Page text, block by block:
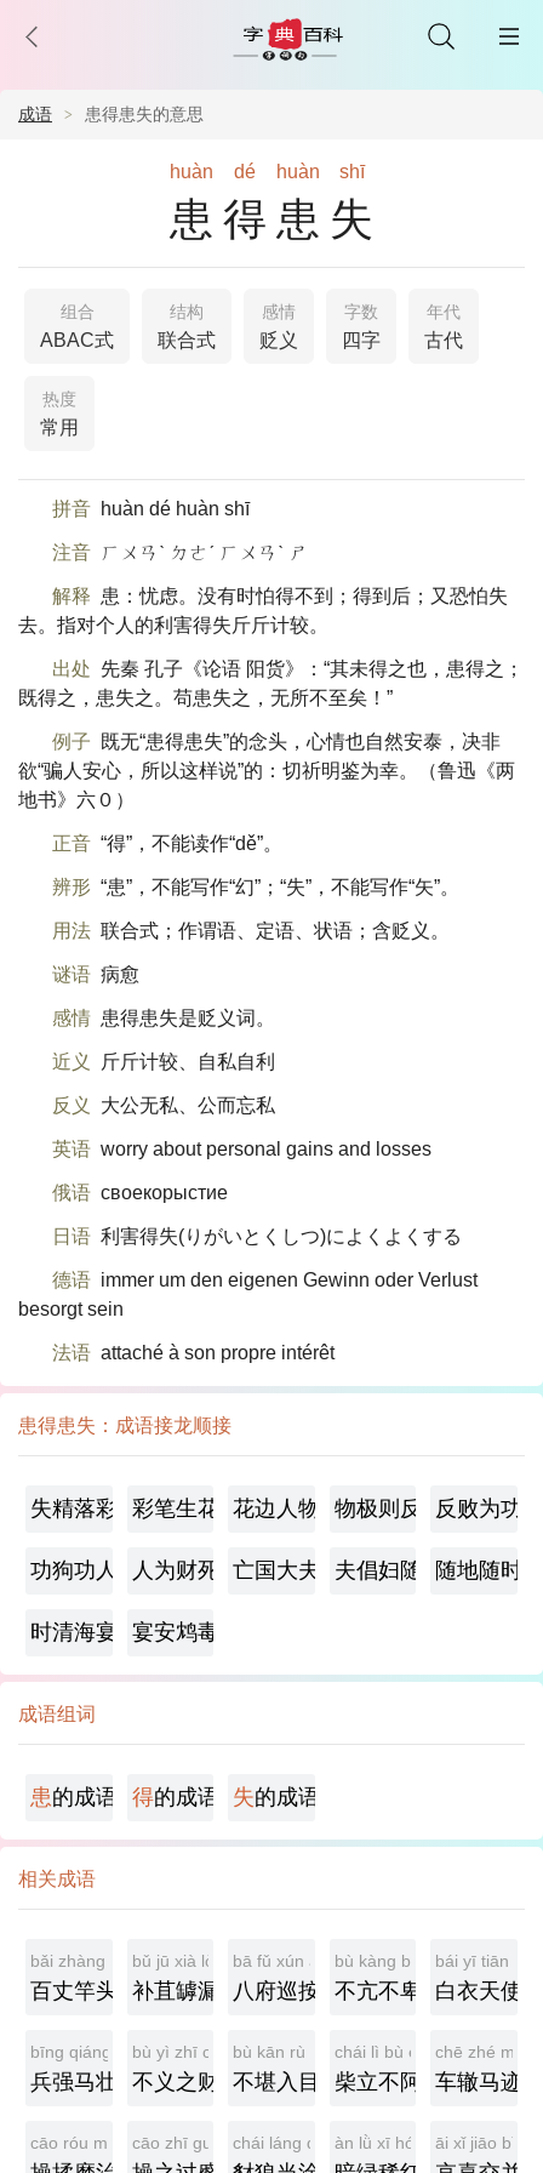
成语 患得患失的意思
huàn dé huàn shī
患得患失
组合
ABAC式
结构
联合式
感情
贬义
字数
四字
年代
古代
热度
常用
拼音 huàn dé huàn shī
注音 ㄏㄨㄢˋ ㄉㄜˊ ㄏㄨㄢˋ ㄕ
解释 患：忧虑。没有时怕得不到；得到后；又恐怕失
去。指对个人的利害得失斤斤计较。
出处 先秦 孔子《论语 阳货》：“其未得之也，患得之；
既得之，患失之。苟患失之，无所不至矣！”
例子
既无“患得患失”的念头，心情也自然安泰，决非
欲“骗人安心，所以这样说”的：切祈明鉴为幸。（鲁迅《两
地书》六０）
正音 “得”，不能读作“dě”。
辨形 “患”，不能写作“幻”；“失”，不能写作“矢”。
用法 联合式；作谓语、定语、状语；含贬义。
谜语 病愈
感情 患得患失是贬义词。
近义 斤斤计较、自私自利
反义 大公无私、公而忘私
英语 worry about personal gains and losses
俄语 своекорыстие
日语 利害得失(りがいとくしつ)によくよくする
德语 immer um den eigenen Gewinn oder Verlust
besorgt sein
法语 attaché à son propre intérêt
患得患失：成语接龙顺接
失精落彩 彩笔生花 花边人物 物极则反 反败为功
功狗功人 人为财死，鸟为食亡
亡国大夫 夫倡妇随 随地随时
时清海宴 宴安鸩毒
成语组词
患的成语 得的成语 失的成语
相关成语
bǎi zhàng gān tóu
百丈竿头
bǔ jū xià lòu
补苴罅漏
bā fǔ xún àn
八府巡按
bù kàng bù bēi
不亢不卑
bái yī tiān shǐ
白衣天使
bīng qiáng mǎ zhuàng
兵强马壮
bù yì zhī cái
不义之财
bù kān rù mù
不堪入目
chái lì bù ē
柴立不阿
chē zhé mǎ jì
车辙马迹
cāo róu mó zhìcāo zhī guò cùchái láng dāng túàn lǜ xī hóng āi xǐ jiāo bìng